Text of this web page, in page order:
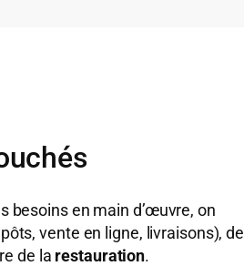
besoins en main d’œuvre, on
vente en ligne, livraisons), de
de la restauration.